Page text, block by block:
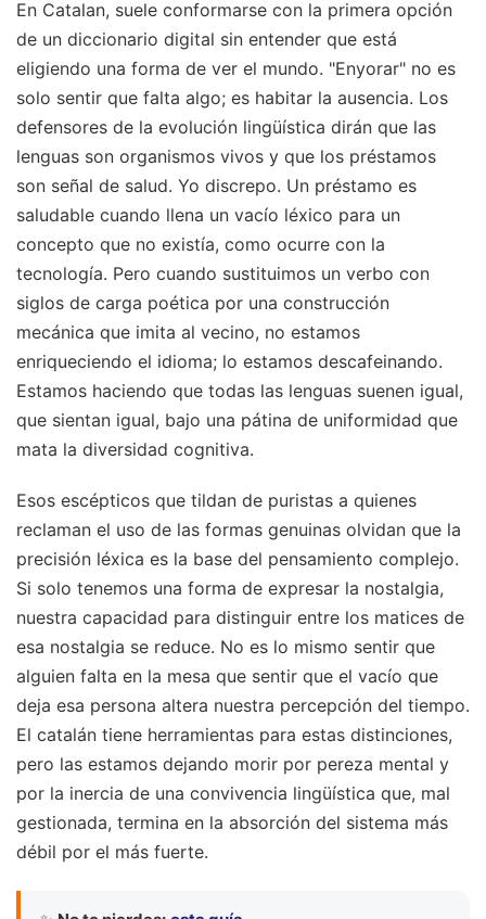
En Catalan, suele conformarse con la primera opción
de un diccionario digital sin entender que está
eligiendo una forma de ver el mundo. "Enyorar" no es
solo sentir que falta algo; es habitar la ausencia. Los
defensores de la evolución lingüística dirán que las
lenguas son organismos vivos y que los préstamos
son señal de salud. Yo discrepo. Un préstamo es
saludable cuando llena un vacío léxico para un
concepto que no existía, como ocurre con la
tecnología. Pero cuando sustituimos un verbo con
siglos de carga poética por una construcción
mecánica que imita al vecino, no estamos
enriqueciendo el idioma; lo estamos descafeinando.
Estamos haciendo que todas las lenguas suenen igual,
que sientan igual, bajo una pátina de uniformidad que
mata la diversidad cognitiva.
Esos escépticos que tildan de puristas a quienes
reclaman el uso de las formas genuinas olvidan que la
precisión léxica es la base del pensamiento complejo.
Si solo tenemos una forma de expresar la nostalgia,
nuestra capacidad para distinguir entre los matices de
esa nostalgia se reduce. No es lo mismo sentir que
alguien falta en la mesa que sentir que el vacío que
deja esa persona altera nuestra percepción del tiempo.
El catalán tiene herramientas para estas distinciones,
pero las estamos dejando morir por pereza mental y
por la inercia de una convivencia lingüística que, mal
gestionada, termina en la absorción del sistema más
débil por el más fuerte.